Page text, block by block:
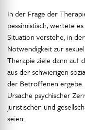
In der Frage der
pessimistisch, wertete
Situation verstehe, in
Notwendigkeit zur
Therapie ziele dann auf
aus der schwierigen
der Betroffenen ergebe.
Ursache psychischer
juristischen und
seien: